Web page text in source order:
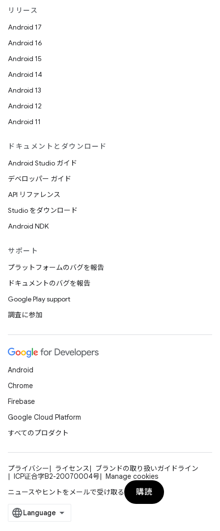
リリース
Android 17
Android 16
Android 15
Android 14
Android 13
Android 12
Android 11
ドキュメントとダウンロード
Android Studio ガイド
デベロッパー ガイド
API リファレンス
Studio をダウンロード
Android NDK
サポート
プラットフォームのバグを報告
ドキュメントのバグを報告
Google Play support
調査に参加
Android
Chrome
Firebase
Google Cloud Platform
すべてのプロダクト
プライバシー ライセンス
ブランドの取り扱いガイドライン
ICP证合字B2-20070004号
Manage cookies
ニュースやヒントをメールで受け取る
購読